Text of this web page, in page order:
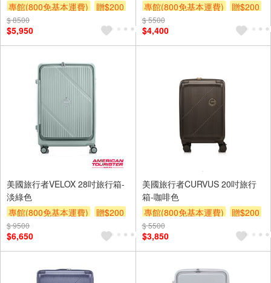
專館(800免基本運費)
贈$200
$ 8500
$5,950
專館(800免基本運費)
贈$200
$ 5500
$4,400
美國旅行者VELOX 28吋旅行箱-
淡綠色
專館(800免基本運費)
贈$200
$ 9500
$6,650
美國旅行者CURVUS 20吋旅行
箱-咖啡色
專館(800免基本運費)
贈$200
$ 5500
$3,850